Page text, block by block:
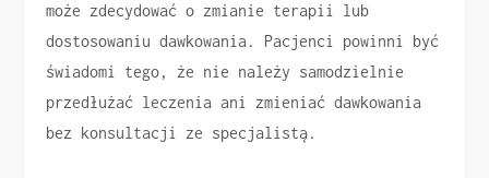
może zdecydować o zmianie terapii lub
dostosowaniu dawkowania. Pacjenci powinni być
świadomi tego, że nie należy samodzielnie
przedłużać leczenia ani zmieniać dawkowania
bez konsultacji ze specjalistą.